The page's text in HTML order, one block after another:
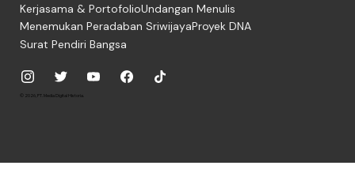
Kerjasama & PortofolioUndangan Menulis
Menemukan Peradaban SriwijayaProyek DNA
Surat Pendiri Bangsa
© 2026, PT. Media Digital Historia.